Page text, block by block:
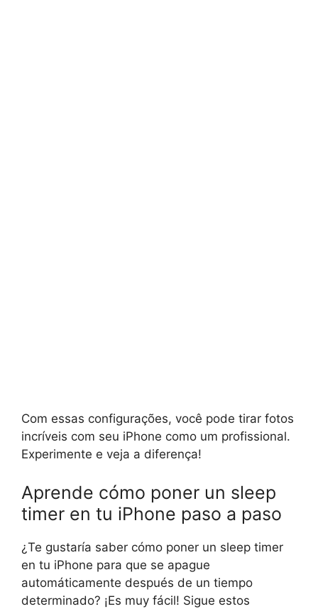
Com essas configurações, você pode tirar fotos
incríveis com seu iPhone como um profissional.
Experimente e veja a diferença!
Aprende cómo poner un sleep
timer en tu iPhone paso a paso
¿Te gustaría saber cómo poner un sleep timer
en tu iPhone para que se apague
automáticamente después de un tiempo
determinado? ¡Es muy fácil! Sigue estos